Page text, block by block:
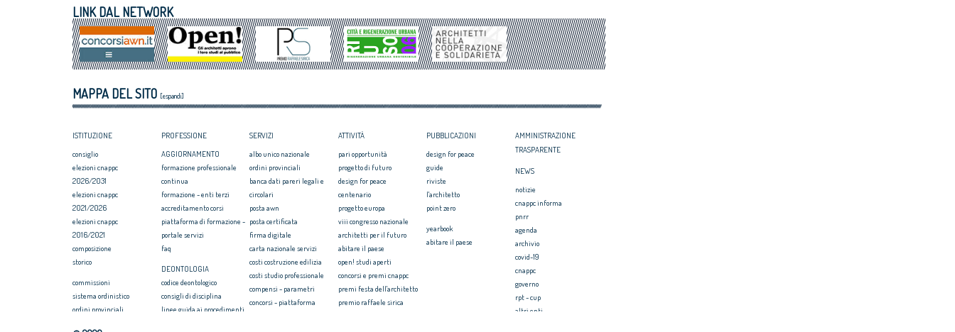
luglio 2018
VIII Congresso CNAPPC 2018. Domenica 1
luglio 2018
Assegnati premi Architetto italiano e
Giovane talento 2017
Equo compenso, il CNAPPC ricorre alla
Corte Europea dei Diritti dell’Uomo
degradate
Architetti: 'Comune e Consiglio di Stato,
svilito interesse pubblico'
LINK DAL NETWORK
MAPPA DEL SITO [espandi]
ISTITUZIONE
consiglio
elezioni cnappc
2026/2031
elezioni cnappc
2021/2026
elezioni cnappc
2016/2021
composizione
storico
commissioni
sistema ordinistico
ordini provinciali
PROFESSIONE
AGGIORNAMENTO
formazione professionale
continua
formazione - enti terzi
accreditamento corsi
piattaforma di formazione -
portale servizi
faq
DEONTOLOGIA
codice deontologico
consigli di disciplina
linee guida ai procedimenti
SERVIZI
albo unico nazionale
ordini provinciali
banca dati pareri legali e
circolari
posta awn
posta certificata
firma digitale
carta nazionale servizi
costi costruzione edilizia
costi studio professionale
compensi - parametri
concorsi - piattaforma
ATTIVITÀ
pari opportunità
progetto di futuro
design for peace
centenario
progetto europa
viii congresso nazionale
architetti per il futuro
abitare il paese
open! studi aperti
concorsi e premi cnappc
premi festa dell'architetto
premio raffaele sirica
PUBBLICAZIONI
design for peace
guide
riviste
l'architetto
point zero
yearbook
abitare il paese
AMMINISTRAZIONE
TRASPARENTE
NEWS
notizie
cnappc informa
pnrr
agenda
archivio
covid-19
cnappc
governo
rpt - cup
altri enti